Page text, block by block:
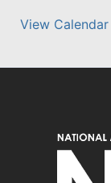
View Calendar